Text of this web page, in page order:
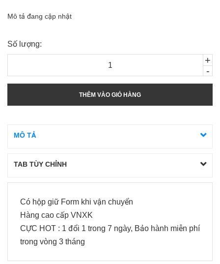
Mô tả đang cập nhật
Số lượng:
-
+
THÊM VÀO GIỎ HÀNG
MÔ TẢ
TAB TÙY CHỈNH
Có hộp giữ Form khi vận chuyển
Hàng cao cấp VNXK
CỰC HOT : 1 đổi 1 trong 7 ngày, Bảo hành miễn phí
trong vòng 3 tháng